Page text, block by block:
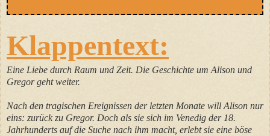
Klappentext:
Eine Liebe durch Raum und Zeit. Die Geschichte um Alison und
Gregor geht weiter.
Nach den tragischen Ereignissen der letzten Monate will Alison nur
eins: zurück zu Gregor. Doch als sie sich im Venedig der 18.
Jahrhunderts auf die Suche nach ihm macht, erlebt sie eine böse